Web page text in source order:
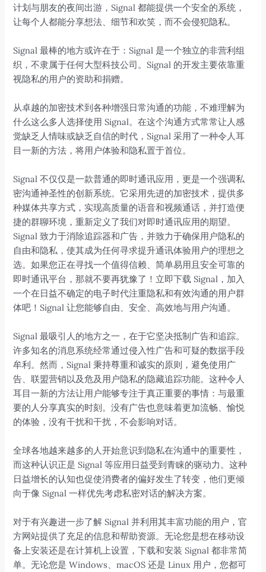
计划与朋友的夜间出游，Signal 都能提供一个安全的系统，
让每个人都能分享想法、细节和欢笑，而不会侵犯隐私。
Signal 最棒的地方或许在于：Signal 是一个独立的非营利组
织，不隶属于任何大型科技公司。Signal 的开发主要依靠重
视隐私的用户的资助和捐赠。
从卓越的加密技术到各种增强日常沟通的功能，不难理解为
什么这么多人选择使用 Signal。在这个沟通方式常常让人感
觉缺乏人情味或缺乏自信的时代，Signal 采用了一种令人耳
目一新的方法，将用户体验和隐私置于首位。
Signal 不仅仅是一款普通的即时通讯应用，更是一个强调私
密沟通神圣性的创新系统。它采用先进的加密技术，提供多
种媒体共享方式，实现高质量的语音和视频通话，并打造便
捷的群聊环境，重新定义了我们对即时通讯应用的期望。
Signal 致力于消除追踪器和广告，并致力于确保用户隐私的
自由和隐私，使其成为任何寻求提升通讯体验用户的理想之
选。如果您正在寻找一个值得信赖、简单易用且安全可靠的
即时通讯平台，那就不要再犹豫了！立即下载 Signal，加入
一个在日益不确定的电子时代注重隐私和有效沟通的用户群
体吧！Signal 让您能够自由、安全、高效地与用户沟通。
Signal 最吸引人的地方之一，在于它坚决抵制广告和追踪。
许多知名的消息系统经常通过侵入性广告和可疑的数据手段
牟利。然而，Signal 秉持尊重和诚实的原则，避免使用广
告、联盟营销以及危及用户隐私的隐藏追踪功能。这种令人
耳目一新的方法让用户能够专注于真正重要的事情：与最重
要的人分享真实的时刻。没有广告也意味着更加流畅、愉悦
的体验，没有干扰和干扰，不会影响对话。
全球各地越来越多的人开始意识到隐私在沟通中的重要性，
而这种认识正是 Signal 等应用日益受到青睐的驱动力。这种
日益增长的认知也促使消费者的偏好发生了转变，他们更倾
向于像 Signal 一样优先考虑私密对话的解决方案。
对于有兴趣进一步了解 Signal 并利用其丰富功能的用户，官
方网站提供了充足的信息和帮助资源。无论您是想在移动设
备上安装还是在计算机上设置，下载和安装 Signal 都非常简
单。无论您是 Windows、macOS 还是 Linux 用户，您都可